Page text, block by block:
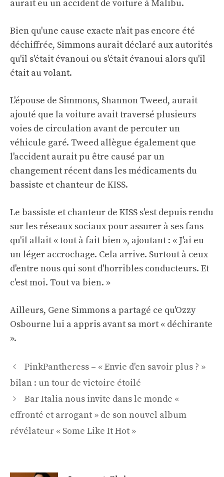
aurait eu un accident de voiture à Malibu.
Bien qu'une cause exacte n'ait pas encore été
déchiffrée, Simmons aurait déclaré aux autorités
qu'il s'était évanoui ou s'était évanoui alors qu'il
était au volant.
L'épouse de Simmons, Shannon Tweed, aurait
ajouté que la voiture avait traversé plusieurs
voies de circulation avant de percuter un
véhicule garé. Tweed allègue également que
l'accident aurait pu être causé par un
changement récent dans les médicaments du
bassiste et chanteur de KISS.
Le bassiste et chanteur de KISS s'est depuis rendu
sur les réseaux sociaux pour assurer à ses fans
qu'il allait « tout à fait bien », ajoutant : « J'ai eu
un léger accrochage. Cela arrive. Surtout à ceux
d'entre nous qui sont d'horribles conducteurs. Et
c'est moi. Tout va bien. »
Ailleurs, Gene Simmons a partagé ce qu'Ozzy
Osbourne lui a appris avant sa mort « déchirante
».
Navigation
des
PinkPantheress – « Envie d'en savoir plus ? »
bilan : un tour de victoire étoilé
Bar Italia nous invite dans le monde «
effronté et arrogant » de son nouvel album
révélateur « Some Like It Hot »